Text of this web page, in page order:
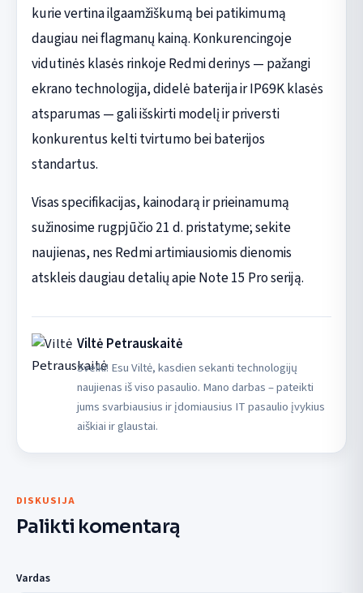
kurie vertina ilgaamžiškumą bei patikimumą
daugiau nei flagmanų kainą. Konkurencingoje
vidutinės klasės rinkoje Redmi derinys — pažangi
ekrano technologija, didelė baterija ir IP69K klasės
atsparumas — gali išskirti modelį ir priversti
konkurentus kelti tvirtumo bei baterijos
standartus.
Visas specifikacijas, kainodarą ir prieinamumą
sužinosime rugpjūčio 21 d. pristatyme; sekite
naujienas, nes Redmi artimiausiomis dienomis
atskleis daugiau detalių apie Note 15 Pro seriją.
Viltė Petrauskaitė
Sveiki! Esu Viltė, kasdien sekanti technologijų
naujienas iš viso pasaulio. Mano darbas – pateikti
jums svarbiausius ir įdomiausius IT pasaulio įvykius
aiškiai ir glaustai.
DISKUSIJA
Palikti komentarą
Vardas